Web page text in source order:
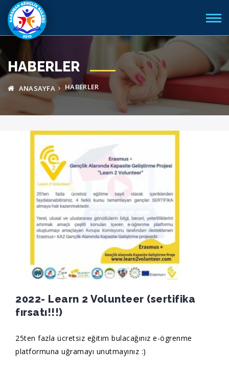
HABERLER
ANASAYFA HABERLER
2022- Learn 2 Volunteer (sertifika
fırsatı!!!)
25ten fazla ücretsiz eğitim bulacağınız e-ögrenme
platformuna uğramayı unutmayınız :)